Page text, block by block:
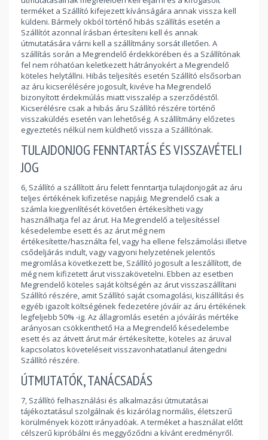
terméket a Szállító kifejezett kívánságára annak vissza kell
küldeni. Bármely okból történő hibás szállítás esetén a
Szállítót azonnal írásban értesíteni kell és annak
útmutatására várni kell a szállítmány sorsát illetően. A
szállítás során a Megrendelő érdekkörében és a Szállítónak
fel nem róhatóan keletkezett hátrányokért a Megrendelő
köteles helytállni. Hibás teljesítés esetén Szállító elsősorban
az áru kicserélésére jogosult, kivéve ha Megrendelő
bizonyított érdekmúlás miatt visszalép a szerződéstől.
Kicserélésre csak a hibás áru Szállító részére történő
visszaküldés esetén van lehetőség. A szállítmány előzetes
egyeztetés nélkül nem küldhető vissza a Szállítónak.
TULAJDONJOG FENNTARTÁS ÉS VISSZAVÉTELI
JOG
6, Szállító a szállított áru felett fenntartja tulajdonjogát az áru
teljes értékének kifizetése napjáig. Megrendelő csak a
számla kiegyenlítését követően értékesítheti vagy
használhatja fel az árut. Ha Megrendelő a teljesítéssel
késedelembe esett és az árut még nem
értékesítette/használta fel, vagy ha ellene felszámolási illetve
csődeljárás indult, vagy vagyoni helyzetének jelentős
megromlása következett be, Szállító jogosult a leszállított, de
még nem kifizetett árut visszakövetelni. Ebben az esetben
Megrendelő köteles saját költségén az árut visszaszállítani
Szállító részére, amit Szállító saját csomagolási, kiszállítási és
egyéb igazolt költségének fedezetére jóváír az áru értékének
legfeljebb 50% -ig. Az állagromlás esetén a jóváírás mértéke
arányosan csökkenthető Ha a Megrendelő késedelembe
esett és az átvett árut már értékesítette, köteles az áruval
kapcsolatos követeléseit visszavonhatatlanul átengedni
Szállító részére.
ÚTMUTATÓK, TANÁCSADÁS
7, Szállító felhasználási és alkalmazási útmutatásai
tájékoztatásul szolgálnak és kizárólag normális, életszerű
körülmények között irányadóak. A terméket a használat előtt
célszerű kipróbálni és meggyőződni a kívánt eredményről.